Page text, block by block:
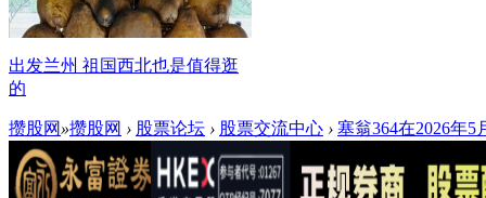
出发兰州 祖国西北也是值得逛
的
攒股网 »攒股网 › 股票论坛 › 股票交流中心 › 塞翁364在2026年